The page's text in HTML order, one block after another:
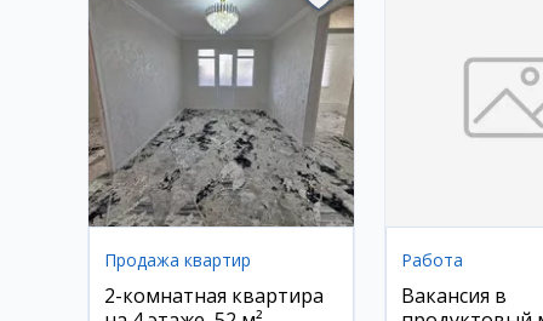
Продажа квартир
2-комнатная квартира
Работа
Вакансия в